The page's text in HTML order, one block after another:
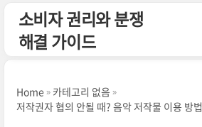
소비자 권리와 분쟁
해결 가이드
Home
카테고리 없음
저작권자 협의 안될 때? 음악 저작물 이용 방법